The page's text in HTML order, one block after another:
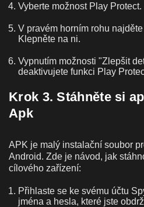
Vyberte možnost Play Protect.
V pravém horním rohu
Klepněte na ni.
Vypnutím možnosti "Zlepšit
deaktivujete funkci Play
Krok 3. Stáhněte si
Apk
APK je malý instalační soubor
Android. Zde je návod, jak
cílového zařízení:
Přihlaste se ke svému účtu
jména a hesla, které jste